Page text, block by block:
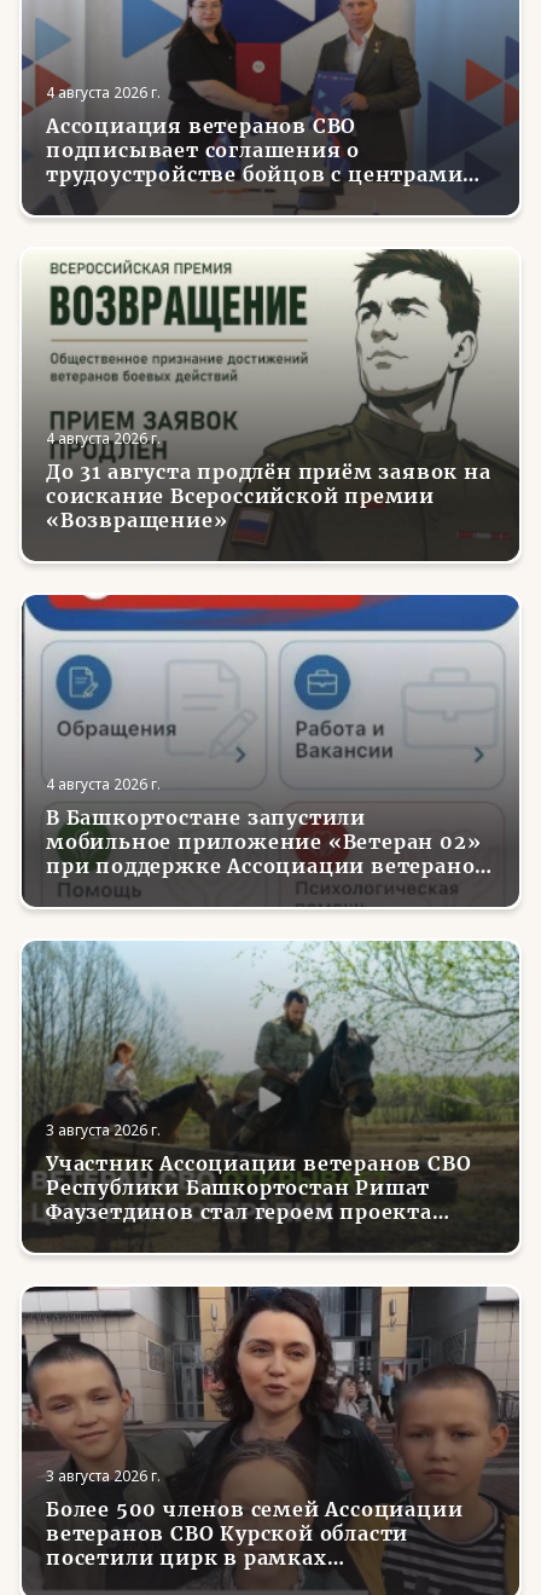
4 августа 2026 г.
Ассоциация ветеранов СВО
подписывает соглашения о
трудоустройстве бойцов с центрами
занятости в регионах России
4 августа 2026 г.
До 31 августа продлён приём заявок на
соискание Всероссийской премии
«Возвращение»
4 августа 2026 г.
В Башкортостане запустили
мобильное приложение «Ветеран 02»
при поддержке Ассоциации ветеранов
СВО
3 августа 2026 г.
Участник Ассоциации ветеранов СВО
Республики Башкортостан Ришат
Фаузетдинов стал героем проекта
телеканала RT.Док «Держи удар! С
Николаем Валуевым»
3 августа 2026 г.
Более 500 членов семей Ассоциации
ветеранов СВО Курской области
посетили цирк в рамках
всероссийской акции